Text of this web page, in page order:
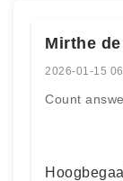
Mirthe
2026-01-15
Count